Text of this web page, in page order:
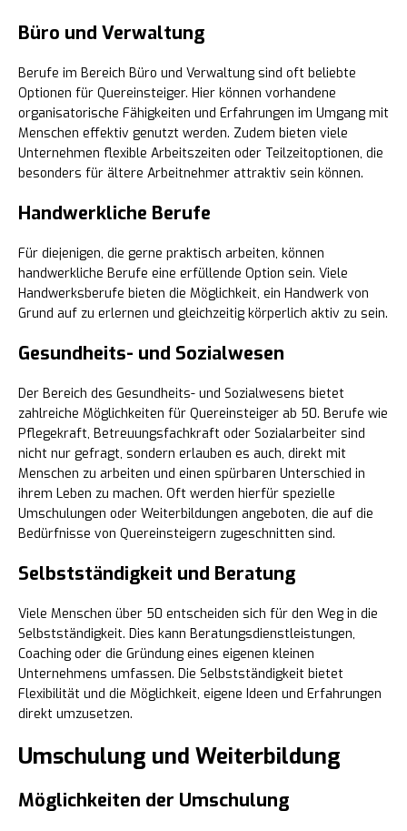
Büro und Verwaltung
Berufe im Bereich Büro und Verwaltung sind oft beliebte
Optionen für Quereinsteiger. Hier können vorhandene
organisatorische Fähigkeiten und Erfahrungen im Umgang mit
Menschen effektiv genutzt werden. Zudem bieten viele
Unternehmen flexible Arbeitszeiten oder Teilzeitoptionen, die
besonders für ältere Arbeitnehmer attraktiv sein können.
Handwerkliche Berufe
Für diejenigen, die gerne praktisch arbeiten, können
handwerkliche Berufe eine erfüllende Option sein. Viele
Handwerksberufe bieten die Möglichkeit, ein Handwerk von
Grund auf zu erlernen und gleichzeitig körperlich aktiv zu sein.
Gesundheits- und Sozialwesen
Der Bereich des Gesundheits- und Sozialwesens bietet
zahlreiche Möglichkeiten für Quereinsteiger ab 50. Berufe wie
Pflegekraft, Betreuungsfachkraft oder Sozialarbeiter sind
nicht nur gefragt, sondern erlauben es auch, direkt mit
Menschen zu arbeiten und einen spürbaren Unterschied in
ihrem Leben zu machen. Oft werden hierfür spezielle
Umschulungen oder Weiterbildungen angeboten, die auf die
Bedürfnisse von Quereinsteigern zugeschnitten sind.
Selbstständigkeit und Beratung
Viele Menschen über 50 entscheiden sich für den Weg in die
Selbstständigkeit. Dies kann Beratungsdienstleistungen,
Coaching oder die Gründung eines eigenen kleinen
Unternehmens umfassen. Die Selbstständigkeit bietet
Flexibilität und die Möglichkeit, eigene Ideen und Erfahrungen
direkt umzusetzen.
Umschulung und Weiterbildung
Möglichkeiten der Umschulung